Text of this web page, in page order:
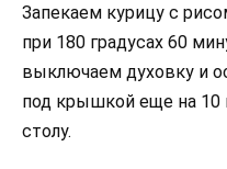
Запекаем курицу с
при 180 градусах 60
выключаем духовку и
под крышкой еще на 10
столу.